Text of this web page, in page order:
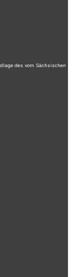
des vom Sächsischen